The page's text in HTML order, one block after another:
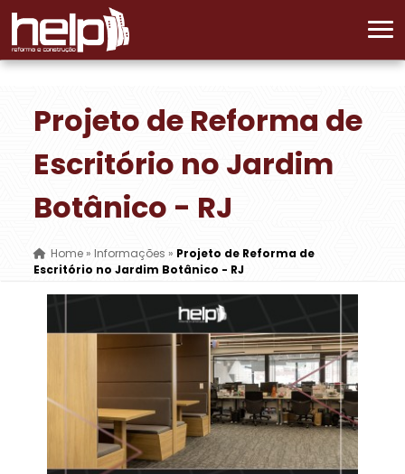
Projeto de Reforma de
Escritório no Jardim
Botânico - RJ
Home »Informações » Projeto de Reforma de
Escritório no Jardim Botânico - RJ